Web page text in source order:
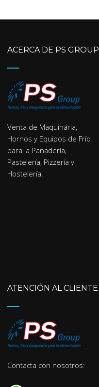
ACERCA DE PS GROUP
Venta de Maquinária,
Hornos y Equipos de Frío
para la Panadería,
Pastelería, Pizzería y
Hostelería.
ATENCIÓN AL CLIENTE
Contacta con nosotros: